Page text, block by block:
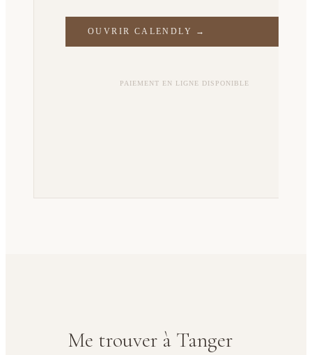
OUVRIR CALENDLY →
PAIEMENT EN LIGNE DISPONIBLE
Me trouver à Tanger